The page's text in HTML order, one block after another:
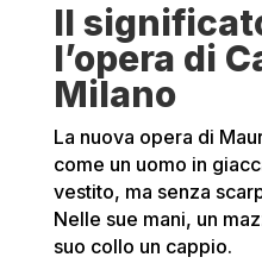
Il
l’opera di
Milano
La nuova opera di
come un uomo in
vestito, ma senza
Nelle sue mani, un
suo collo un cappio.